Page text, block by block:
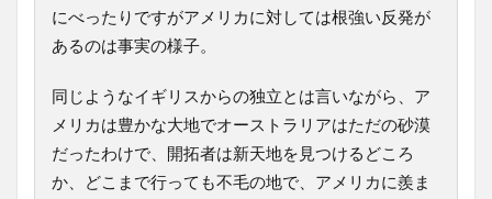
にべったりですがアメリカに対しては根強い反発が
あるのは事実の様子。
同じようなイギリスからの独立とは言いながら、ア
メリカは豊かな大地でオーストラリアはただの砂漠
だったわけで、開拓者は新天地を見つけるどころ
か、どこまで行っても不毛の地で、アメリカに羨ま